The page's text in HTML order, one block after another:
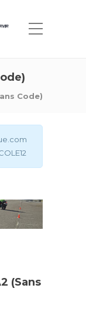
Code)
(Sans